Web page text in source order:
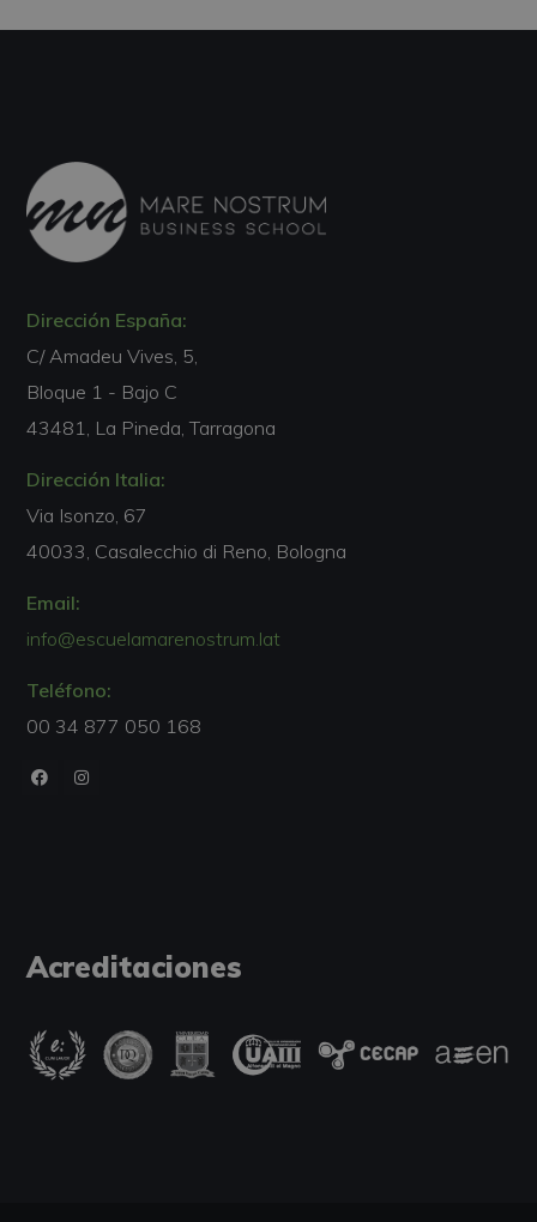
Dirección España:
C/ Amadeu Vives, 5,
Bloque 1 - Bajo C
43481, La Pineda, Tarragona
Dirección Italia:
Via Isonzo, 67
40033, Casalecchio di Reno, Bologna
Email:
info@escuelamarenostrum.lat
Teléfono:
00 34 877 050 168
Acreditaciones